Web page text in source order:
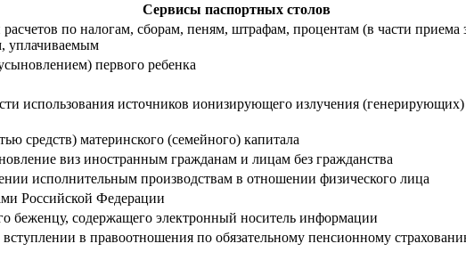
Сервисы паспортных столов
по налогам, сборам, пеням, штрафам, процентам (в части приема
уплачиваемым
первого ребенка
использования источников ионизирующего излучения
средств) материнского (семейного) капитала
виз иностранным гражданам и лицам без гражданства
исполнительным производствам в отношении физического лица
Российской Федерации
беженцу, содержащего электронный носитель информации
в правоотношения по обязательному пенсионному